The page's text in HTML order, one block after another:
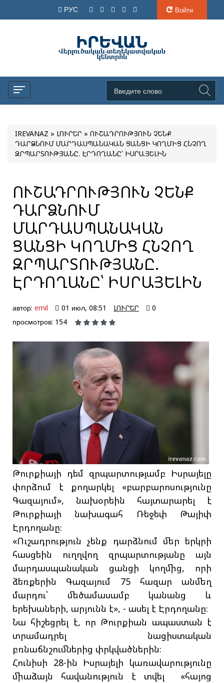
РУС Войти
IREVANAZ » ԼՈՒՐԵՐ » ՈՒՇԱԴՐՈՒԹՅՈՒՆ ՉԵՆՔ
ԴԱՐՁՆՈՒՄ ՄԱՐԴԱՍՊԱՆԱԿԱՆ ՑԱՆՑԻ ԿՈՂՄԻՑ ՀՆՉՈՂ
ԶՐՊԱՐՏՈՒԹՅԱՆԸ. ԷՐԴՈՂԱՆԸ՝ ԻՍՐԱՅԵԼԻՆ
ՈՒՇԱԴՐՈՒԹՅՈՒՆ ՉԵՆՔ
ԴԱՐՁՆՈՒՄ
ՄԱՐԴԱՍՊԱՆԱԿԱՆ
ՑԱՆՑԻ ԿՈՂՄԻՑ ՀՆՉՈՂ
ԶՐՊԱՐՏՈՒԹՅԱՆԸ.
ԷՐԴՈՂԱՆԸ՝ ԻՍՐԱՅԵԼԻՆ
автор: emil 01 июл, 08:51 ԼՈՒՐԵՐ
0
просмотров: 154
Թուրքիայի դեմ զրպարտությամբ Իսրայելը
փորձում է քողարկել «բարբարոսությունը
Գազայում», նախօրեին հայտարարել է
Թուրքիայի նախագահ Ռեջեփ Թայիփ
Էրդողանը։
«Ուշադրություն չենք դարձնում մեր երկրի
հասցեին ուղղվող զրպարտությանը այն
մարդասպանական ցանցի կողմից, որի
ձեռքերին Գազայում 75 հազար անմեղ
մարդու՝ մեծամասամբ կանանց և
երեխաների, արյունն է», - ասել է Էրդողանը։
Նա հիշեցրել է, որ Թուրքիան ապաստան է
տրամադրել նացիստական
բռնաճնշումներից փրկվածներին։
Հունիսի 28-ին Իսրայելի կառավարությունը
միաձայն հավանություն է տվել «հայոց